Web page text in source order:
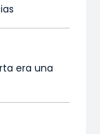
era una